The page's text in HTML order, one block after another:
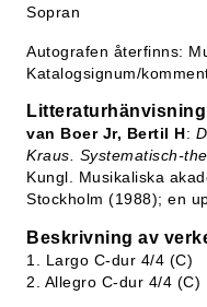
Sopran
Autografen återfinns:
Katalogsignum/
Litteraturhänvisning
van Boer Jr, Bertil H:
Kraus. Systematisch-
Kungl. Musikaliska
Stockholm (1988); en
Beskrivning av
1. Largo C-dur 4/4 (C)
2. Allegro C-dur 4/4 (C)